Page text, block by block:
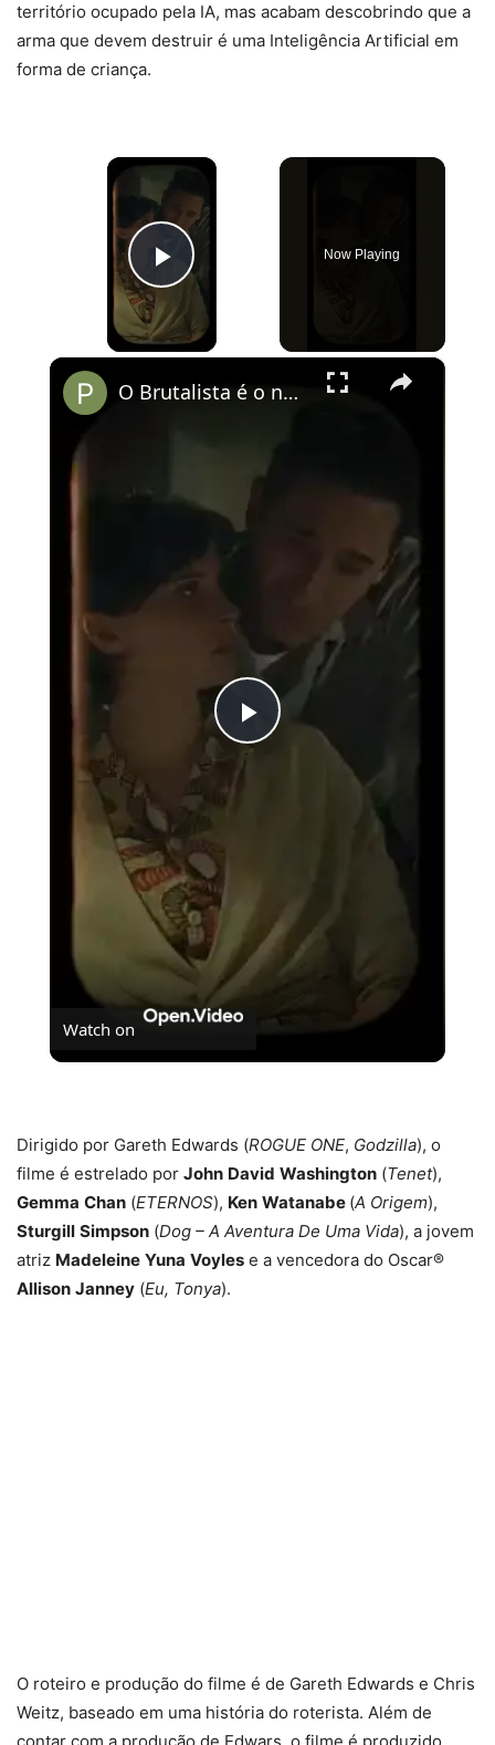
território ocupado pela IA, mas acabam descobrindo que a
arma que devem destruir é uma Inteligência Artificial em
forma de criança.
×
Play Video
Now Playing
×
Play
O Brutalista é o novo O Pianista?
Watch on
Dirigido por Gareth Edwards (ROGUE ONE, Godzilla), o
filme é estrelado por John David Washington (Tenet),
Gemma Chan (ETERNOS), Ken Watanabe (A Origem),
Sturgill Simpson (Dog – A Aventura De Uma Vida), a jovem
atriz Madeleine Yuna Voyles e a vencedora do Oscar®
Allison Janney (Eu, Tonya).
O roteiro e produção do filme é de Gareth Edwards e Chris
Weitz, baseado em uma história do roterista. Além de